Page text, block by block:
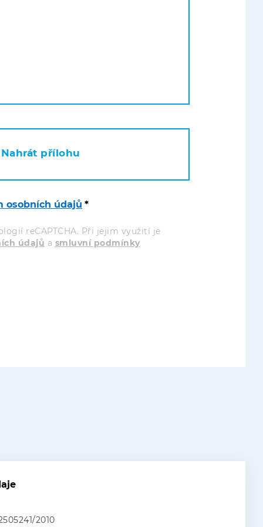
Nahrát přílohu
osobních údajů *
reCAPTCHA. Při jejim využití je
údajů a smluvní podmínky
2010